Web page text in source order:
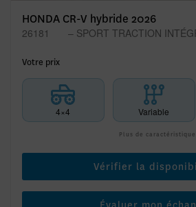
HONDA CR-V hybride 2026
26181 – SPORT TRACTION
Votre prix
4×4 Variable
Plus de
Vérifier la